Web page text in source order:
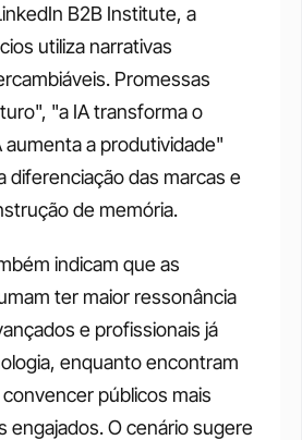
B2B Institute, a
utiliza narrativas
Promessas
"a IA transforma o
aumenta a produtividade"
diferenciação das marcas e
de memória.
indicam que as
ter maior ressonância
e profissionais já
enquanto encontram
públicos mais
engajados. O cenário sugere